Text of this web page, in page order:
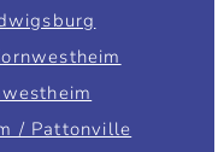
/ Pattonville